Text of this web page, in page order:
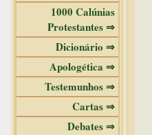
1000 Calúnias
Protestantes ⇒
Dicionário ⇒
Apologética ⇒
Testemunhos ⇒
Cartas ⇒
Debates ⇒